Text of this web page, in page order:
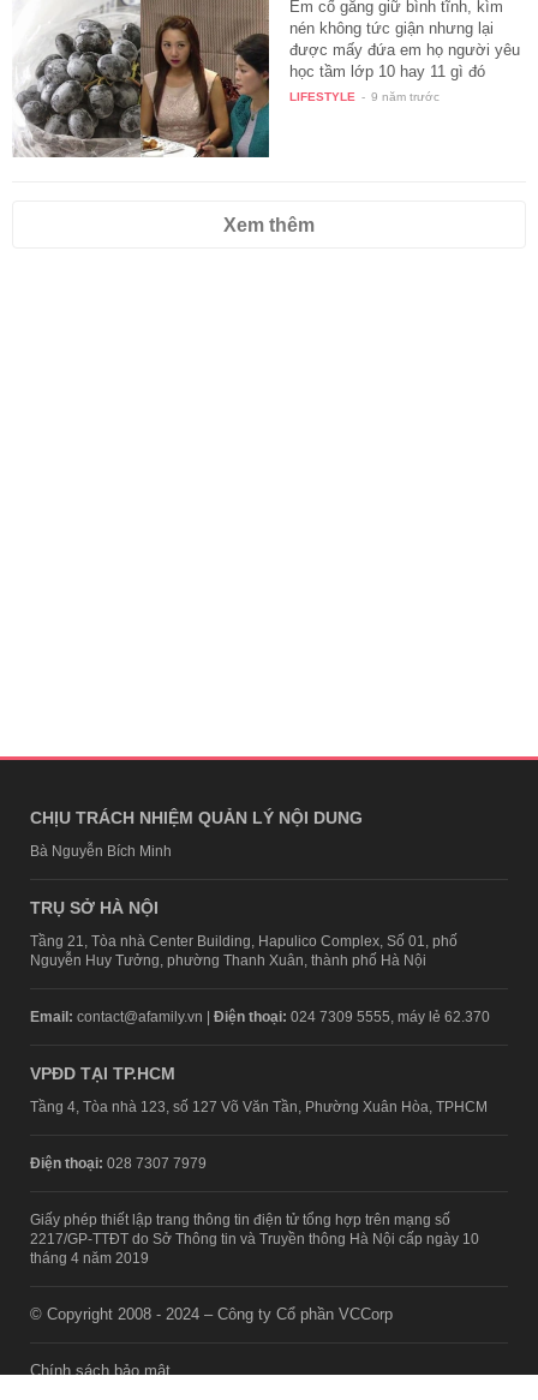
Em cố gắng giữ bình tĩnh, kìm
nén không tức giận nhưng lại
được mấy đứa em họ người yêu
học tầm lớp 10 hay 11 gì đó
chỉ…
LIFESTYLE - 9 năm trước
Xem thêm
CHỊU TRÁCH NHIỆM QUẢN LÝ NỘI DUNG
Bà Nguyễn Bích Minh
TRỤ SỞ HÀ NỘI
Tầng 21, Tòa nhà Center Building, Hapulico Complex, Số 01, phố
Nguyễn Huy Tưởng, phường Thanh Xuân, thành phố Hà Nội
Email: contact@afamily.vn | Điện thoại: 024 7309 5555, máy lẻ 62.370
VPĐD TẠI TP.HCM
Tầng 4, Tòa nhà 123, số 127 Võ Văn Tần, Phường Xuân Hòa, TPHCM
Điện thoại: 028 7307 7979
Giấy phép thiết lập trang thông tin điện tử tổng hợp trên mạng số
2217/GP-TTĐT do Sở Thông tin và Truyền thông Hà Nội cấp ngày 10
tháng 4 năm 2019
© Copyright 2008 - 2024 – Công ty Cổ phần VCCorp
Chính sách bảo mật